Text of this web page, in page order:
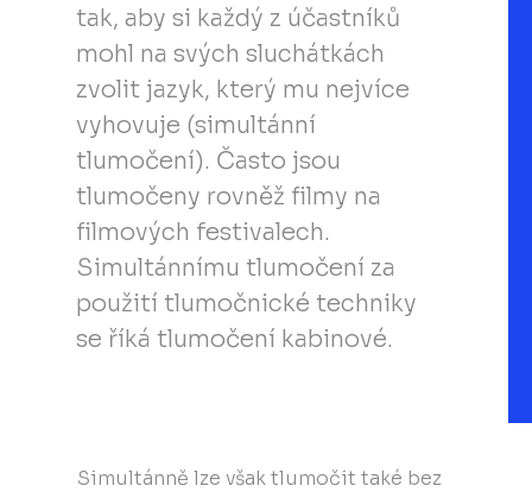
tak, aby si každý z účastníků
mohl na svých sluchátkách
zvolit jazyk, který mu nejvíce
vyhovuje (simultánní
tlumočení). Často jsou
tlumočeny rovněž filmy na
filmových festivalech.
Simultánnímu tlumočení za
použití tlumočnické techniky
se říká tlumočení kabinové.
Simultánně lze však tlumočit také bez